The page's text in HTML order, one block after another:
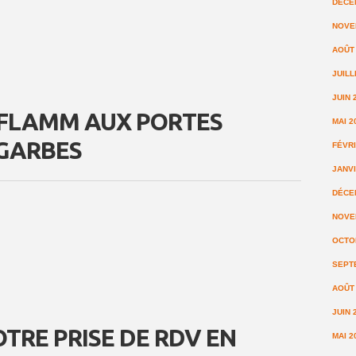
AUX PORTES
PRISE DE RDV EN
JUIN
MAI
JUIN
MAI